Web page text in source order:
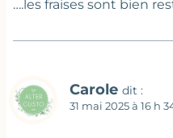
….les fraises sont bien
Carole dit :
31 mai 2025 à 16 h